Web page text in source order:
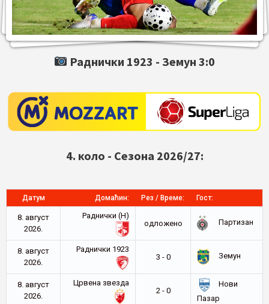
Раднички 1923 -Земун 3:0
4. коло - Сезона 2026/27:
Датум Домаћин: Рез / Време: Гост:
8. август
2026.
Раднички (Н)
oдложено
Партизан
8. август
2026.
Раднички 1923
3 - 0
Земун
8. август
2026.
Црвена звезда
2 - 0
Нови
Пазар